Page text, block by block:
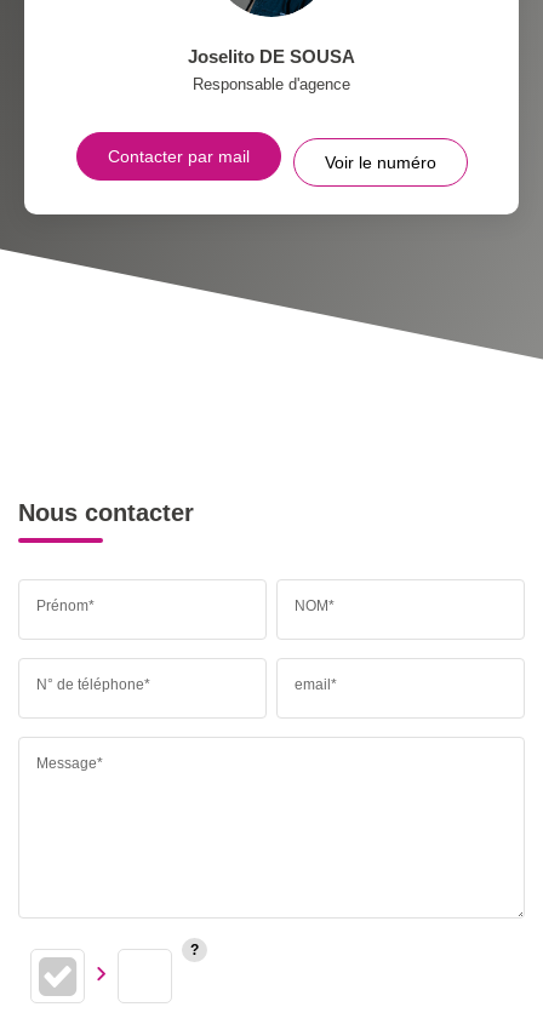
Joselito DE SOUSA
Responsable d'agence
Contacter par mail Voir le numéro
Nous contacter
Prénom* NOM*
N° de téléphone* email*
Message*